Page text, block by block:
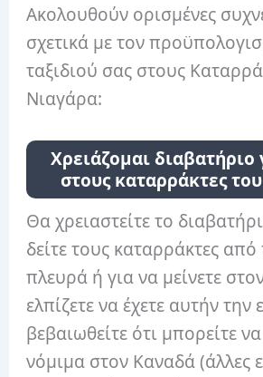
Ακολουθούν ορισμένες
σχετικά με τον
ταξιδιού σας στους
Νιαγάρα:
Χρειάζομαι
στους καταρράκτες
Θα χρειαστείτε το
δείτε τους καταρράκτες
πλευρά ή για να μείνετε
ελπίζετε να έχετε αυτήν την
βεβαιωθείτε ότι μπορείτε να
νόμιμα στον Καναδά (άλλες